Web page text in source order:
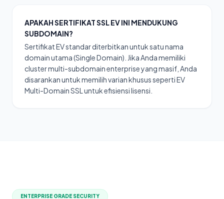
APAKAH SERTIFIKAT SSL EV INI MENDUKUNG
SUBDOMAIN?
Sertifikat EV standar diterbitkan untuk satu nama
domain utama (Single Domain). Jika Anda memiliki
cluster multi-subdomain enterprise yang masif, Anda
disarankan untuk memilih varian khusus seperti EV
Multi-Domain SSL untuk efisiensi lisensi.
ENTERPRISE GRADE SECURITY